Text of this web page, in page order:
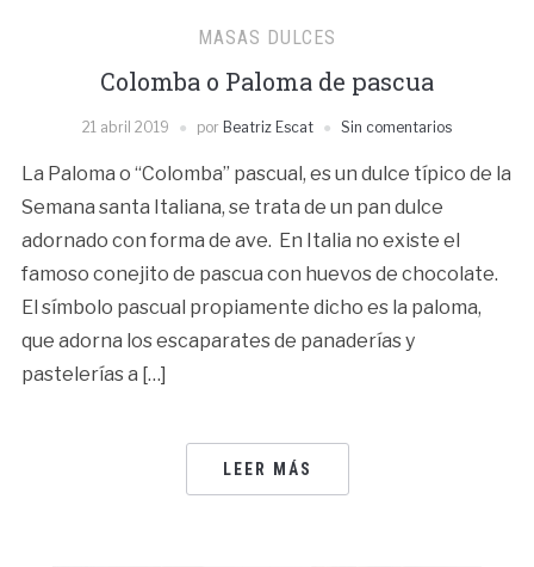
MASAS DULCES
Colomba o Paloma de pascua
21 abril 2019 por Beatriz Escat Sin comentarios
La Paloma o “Colomba” pascual, es un dulce típico de la
Semana santa Italiana, se trata de un pan dulce
adornado con forma de ave. En Italia no existe el
famoso conejito de pascua con huevos de chocolate.
El símbolo pascual propiamente dicho es la paloma,
que adorna los escaparates de panaderías y
pastelerías a […]
LEER MÁS